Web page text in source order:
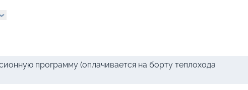
программу (оплачивается на борту теплохода